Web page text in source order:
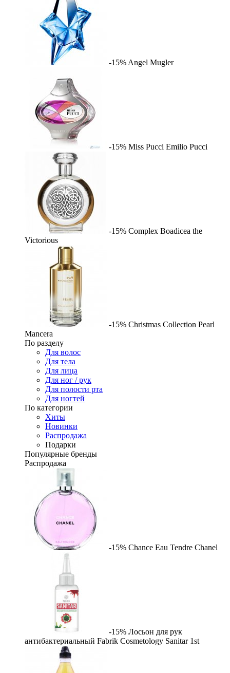
-15% Angel Mugler
-15% Miss Pucci Emilio Pucci
-15% Complex Boadicea the
Victorious
-15% Christmas Collection Pearl
Mancera
По разделу
Для волос
Для тела
Для лица
Для ног / рук
Для полости рта
Для ногтей
По категории
Хиты
Новинки
Распродажа
Подарки
Популярные бренды
Распродажа
-15% Chance Eau Tendre Chanel
-15% Лосьон для рук
антибактериальный Fabrik Cosmetology Sanitar 1st